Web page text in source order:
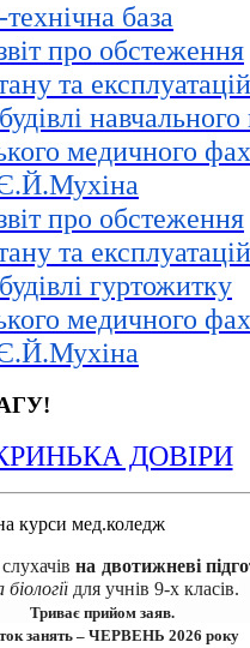
база
про обстеження
та
медичного
про обстеження
та
гуртожитку
медичного
ДОВІРИ
слухачів на двотижневі
для учнів 9-х класів.
Триває прийом заяв.
занять – ЧЕРВЕНЬ 2026 року